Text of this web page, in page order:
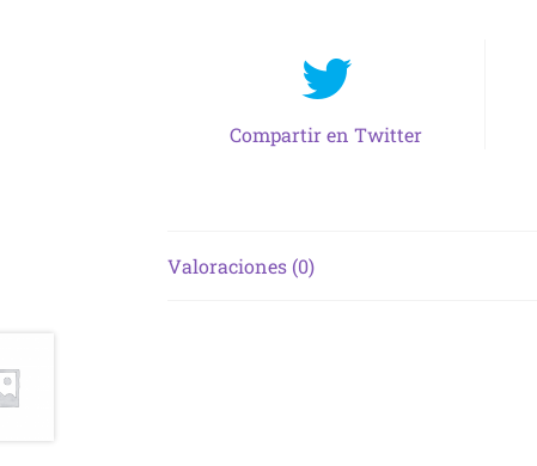
Compartir en Twitter
Valoraciones (0)